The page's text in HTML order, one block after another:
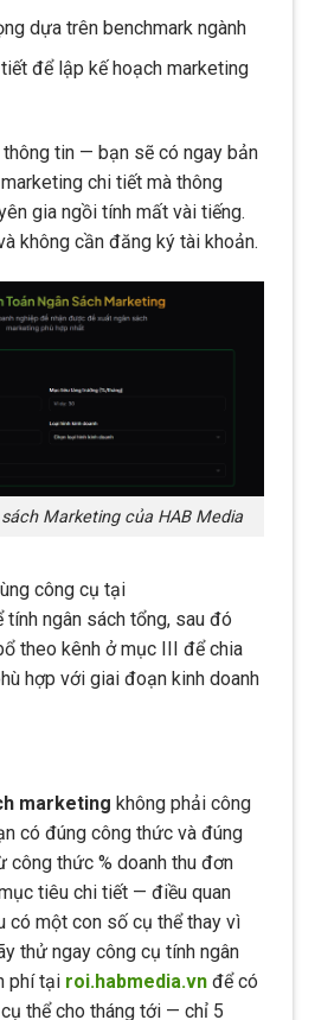
dựa trên benchmark ngành
để lập kế hoạch marketing
tin — bạn sẽ có ngay bản
chi tiết mà thông
gia ngồi tính mất vài tiếng.
không cần đăng ký tài khoản.
Marketing của HAB Media
công cụ tại
tính ngân sách tổng, sau đó
theo kênh ở mục III để chia
hợp với giai đoạn kinh doanh
marketing không phải công
có đúng công thức và đúng
công thức % doanh thu đơn
tiêu chi tiết — điều quan
có một con số cụ thể thay vì
thử ngay công cụ tính ngân
phí tại roi.habmedia.vn để có
thể cho tháng tới — chỉ 5